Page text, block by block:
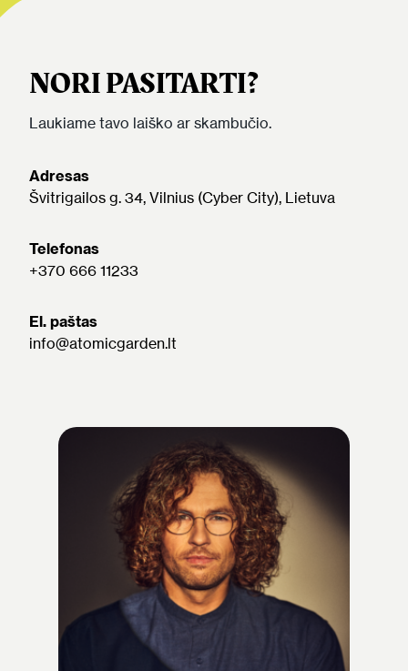
NORI PASITARTI?
Laukiame tavo laiško ar skambučio.
Adresas
Švitrigailos g. 34, Vilnius (Cyber City), Lietuva
Telefonas
+370 666 11233
El. paštas
info@atomicgarden.lt